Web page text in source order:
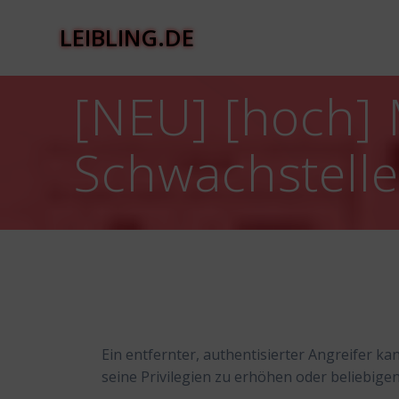
LEIBLING.DE
[NEU] [hoch]
Ein entfernter, authentisierter Angreifer
seine Privilegien zu erhöhen oder